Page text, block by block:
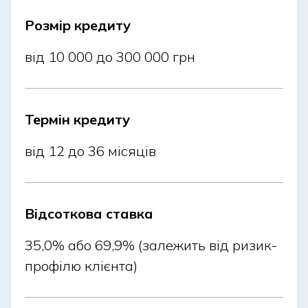
і не потрібна участь відділення або ручна обробка
Коли реально оформити кредит у
У святкові та вихідні дні продовжують працювати
та call-центр. Подати заявку на кредит у святкові
Карткові перекази відбуваються швидше, а окремі
банківські операції, включаючи міжбанківський
переказ чи внутрішні перевірки, обробляються за
оформлення кредиту на свято можливе 24/7, проте
Розмір кредиту
від 10 000 до 300 000 грн
Термін кредиту
від 12 до 36 місяців
Відсоткова ставка
35,0% або 69,9% (залежить від ризик-
профілю клієнта)